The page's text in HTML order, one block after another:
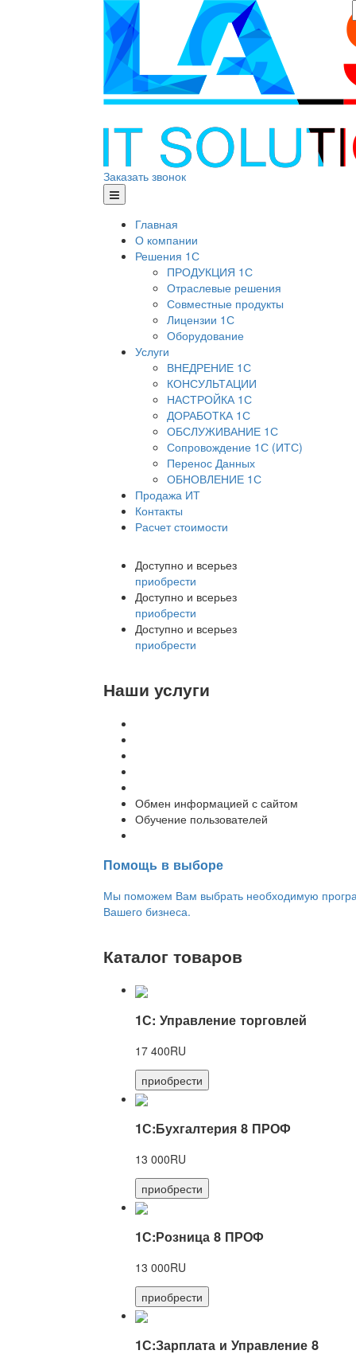
Заказать звонок
Главная
О компании
Решения 1С
ПРОДУКЦИЯ 1С
Отраслевые решения
Совместные продукты
Лицензии 1С
Оборудование
Услуги
ВНЕДРЕНИЕ 1С
КОНСУЛЬТАЦИИ
НАСТРОЙКА 1С
ДОРАБОТКА 1С
ОБСЛУЖИВАНИЕ 1С
Сопровождение 1С (ИТС)
Перенос Данных
ОБНОВЛЕНИЕ 1С
Продажа ИТ
Контакты
Расчет стоимости
Доступно и всерьез
приобрести
Доступно и всерьез
приобрести
Доступно и всерьез
приобрести
Наши услуги
Обмен информацией с сайтом
Обучение пользователей
Помощь в выборе
Мы поможем Вам выбрать необходимую
Вашего бизнеса.
Каталог товаров
1С: Управление торговлей
17 400RU
приобрести
1С:Бухгалтерия 8 ПРОФ
13 000RU
приобрести
1С:Розница 8 ПРОФ
13 000RU
приобрести
1С:Зарплата и Управление 8